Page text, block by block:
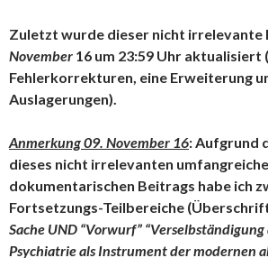
Zuletzt wurde dieser nicht irrelevante
November 16 um 23:59 Uhr aktualisiert
Fehlerkorrekturen, eine Erweiterung
Auslagerungen).
Anmerkung 09. November 16: Aufgrund
dieses nicht irrelevanten
dokumentarischen Beitrags habe ich
Fortsetzungs-Teilbereiche
Sache UND “Vorwurf” “Verselbständigung
Psychiatrie als Instrument der modernen